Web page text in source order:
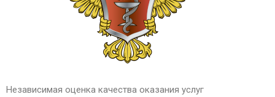
Независимая оценка качества оказания услуг